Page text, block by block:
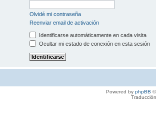
Olvidé mi contraseña
Reenviar email de activación
Identificarse automáticamente en cada visita
Ocultar mi estado de conexión en esta sesión
Powered by phpBB